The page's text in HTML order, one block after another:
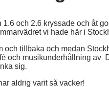
1.6 och 2.6 kryssade och åt
vi hade här i
och tillbaka och medan
och musikunderhållning av
sig.
aldrig varit så vacker!